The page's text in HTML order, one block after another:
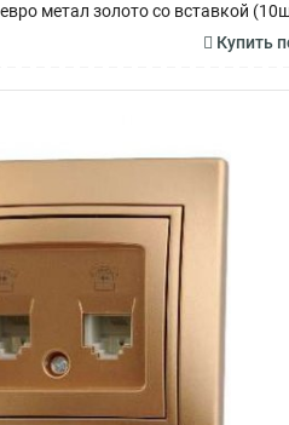
метал золото со вставкой
Купить